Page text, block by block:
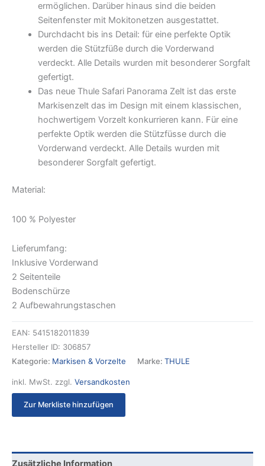
ermöglichen. Darüber hinaus sind die beiden
Seitenfenster mit Mokitonetzen ausgestattet.
Durchdacht bis ins Detail: für eine perfekte Optik
werden die Stützfüße durch die Vorderwand
verdeckt. Alle Details wurden mit besonderer Sorgfalt
gefertigt.
Das neue Thule Safari Panorama Zelt ist das erste
Markisenzelt das im Design mit einem klassischen,
hochwertigem Vorzelt konkurrieren kann. Für eine
perfekte Optik werden die Stützfüsse durch die
Vorderwand verdeckt. Alle Details wurden mit
besonderer Sorgfalt gefertigt.
Material:
100 % Polyester
Lieferumfang:
Inklusive Vorderwand
2 Seitenteile
Bodenschürze
2 Aufbewahrungstaschen
EAN: 5415182011839
Hersteller ID: 306857
Kategorie: Markisen & Vorzelte Marke: THULE
inkl. MwSt. zzgl. Versandkosten
Zur Merkliste hinzufügen
Zusätzliche Information